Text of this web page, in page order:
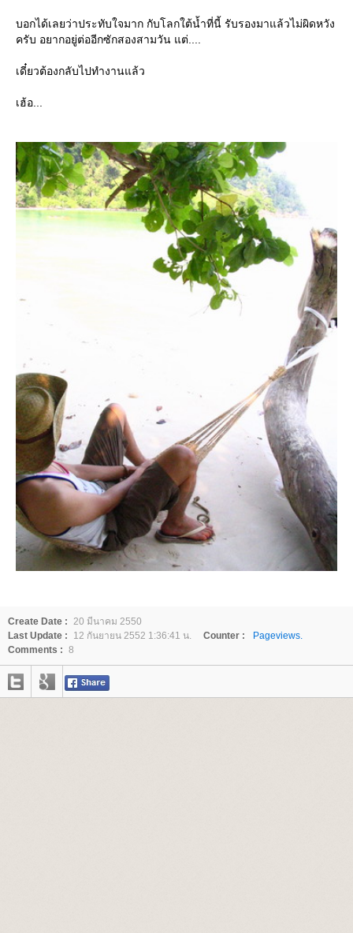
บอกได้เลยว่าประทับใจมาก กับโลกใต้น้ำที่นี้ รับรองมาแล้วไม่ผิดหวัง
ครับ อยากอยู่ต่ออีกซักสองสามวัน แต่....
เดี๋ยวต้องกลับไปทำงานแล้ว
เฮ้อ...
Create Date : 20 มีนาคม 2550
Last Update :
12 กันยายน 2552 1:36:41 น. Counter :
Pageviews.
Comments : 8